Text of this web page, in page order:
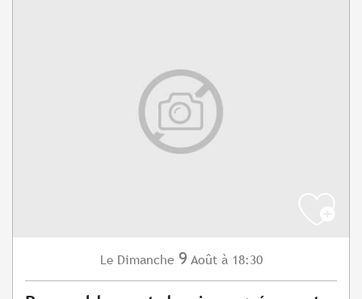
Le Dimanche 9 Août à 18:30